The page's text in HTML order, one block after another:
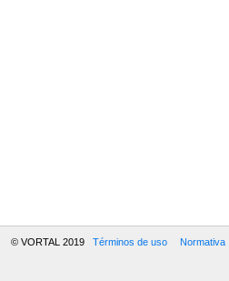
© VORTAL 2019 Términos de uso Normativa